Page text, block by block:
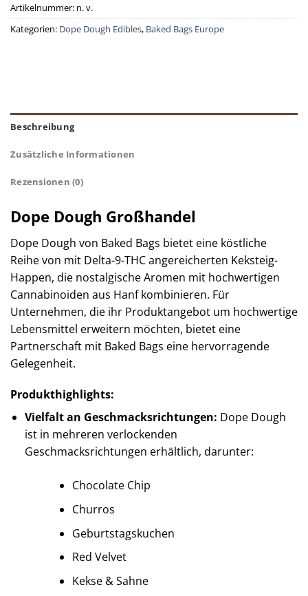
Artikelnummer: n. v.
Kategorien: Dope Dough Edibles, Baked Bags Europe
Beschreibung
Zusätzliche Informationen
Rezensionen (0)
Dope Dough Großhandel
Dope Dough von Baked Bags bietet eine köstliche
Reihe von mit Delta-9-THC angereicherten Keksteig-
Happen, die nostalgische Aromen mit hochwertigen
Cannabinoiden aus Hanf kombinieren. Für
Unternehmen, die ihr Produktangebot um hochwertige
Lebensmittel erweitern möchten, bietet eine
Partnerschaft mit Baked Bags eine hervorragende
Gelegenheit.
Produkthighlights:
Vielfalt an Geschmacksrichtungen: Dope Dough
ist in mehreren verlockenden
Geschmacksrichtungen erhältlich, darunter:
Chocolate Chip
Churros
Geburtstagskuchen
Red Velvet
Kekse & Sahne